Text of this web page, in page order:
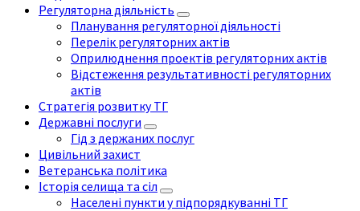
Регуляторна діяльність
Планування регуляторної діяльності
Перелік регуляторних актів
Оприлюднення проектів регуляторних актів
Відстеження результативності регуляторних
актів
Стратегія розвитку ТГ
Державні послуги
Гід з держаних послуг
Цивільний захист
Ветеранська політика
Історія селища та сіл
Населені пункти у підпорядкуванні ТГ